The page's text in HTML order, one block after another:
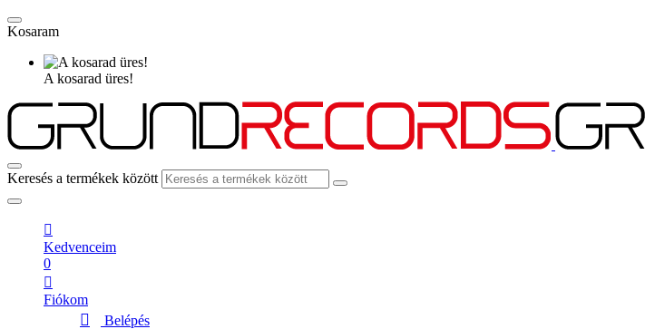
Kosaram
A kosarad üres!
Keresés a termékek között
Kedvenceim
0
Fiókom
Belépés